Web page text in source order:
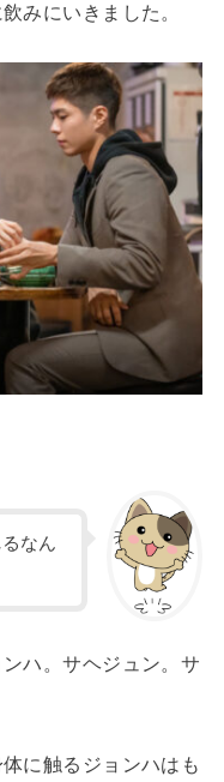
みにいきました。
なん
ハ。サヘジュン。サ
に触るジョンハはも